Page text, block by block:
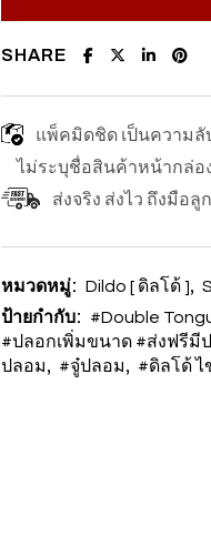
SHARE
แพ็คมิดชิด เป็นความลั
ไม่ระบุชื่อสินค้าหน้ากล่อ
ส่งจริง ส่งไว ถึงมือ
หมวดหมู่: Dildo [ ดิลโด้ ],
ป้ายกำกับ: #Double
#ปลอกเพิ่มขนาด #ส่งฟรีมี
ปลอม, #จู๋ปลอม, #ดิลโด้